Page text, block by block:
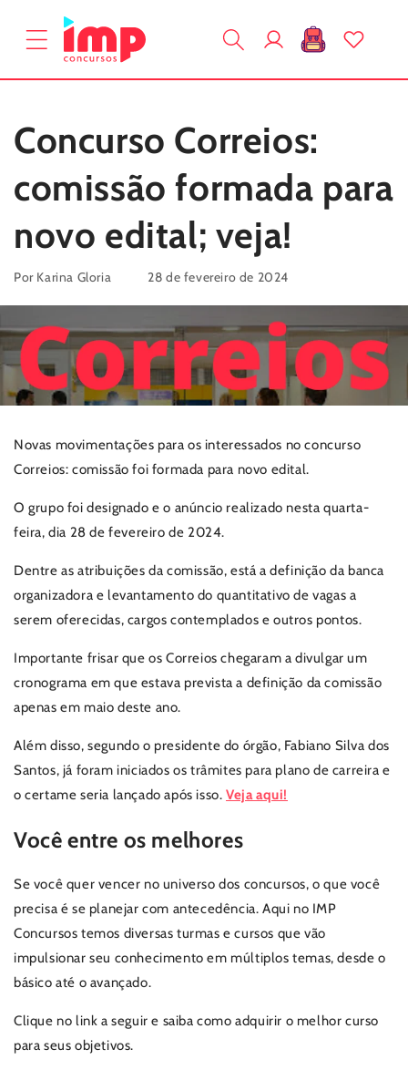
conteúdo
login
Carrinho
Concurso Correios:
comissão formada para
novo edital; veja!
Por Karina Gloria 28 de fevereiro de 2024
Novas movimentações para os interessados no concurso
Correios: comissão foi formada para novo edital.
O grupo foi designado e o anúncio realizado nestaquarta-
feira, dia 28 de fevereiro de 2024.
Dentre as atribuições da comissão, está a definição da banca
organizadora e levantamento do quantitativo de vagas a
serem oferecidas, cargos contemplados e outros pontos.
Importante frisar que os Correios chegaram a divulgar um
cronograma em que estava prevista a definição da comissão
apenas em maio deste ano.
Além disso, segundo o presidente do órgão, Fabiano Silva dos
Santos, já foram iniciados os trâmites para plano de carreira e
o certame seria lançado após isso.Veja aqui!
Você entre os melhores
Se você quer vencer no universo dos concursos, o que você
precisa é se planejar com antecedência. Aqui no IMP
Concursos temos diversas turmas e cursos que vão
impulsionar seu conhecimento em múltiplos temas, desde o
básico até o avançado.
Clique no link a seguir e saiba como adquirir o melhor curso
para seus objetivos.